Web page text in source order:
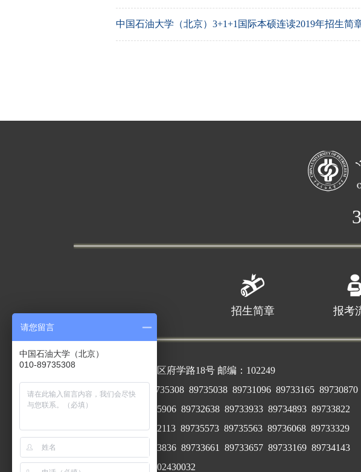
中国石油大学（北京）3+1+1国际本硕连读2019年招生简
招生简章 报考
地址：北京市昌平区府学路18号 邮编：102249
招生电话：010-89735308 89735038 89731096 89733165 89730870
89735906 89732638 89733933 89734893 89733822
89732113 89735573 89735563 89736068 89733329
89733836 89733661 89733657 89733169 89734143
京公网安备：110402430032
请您留言
中国石油大学（北京）
010-89735308